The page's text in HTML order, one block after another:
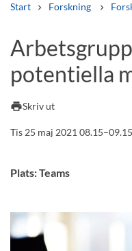
Start Forskning
Andra söktjänster
Kurser och program
potentiella
printSkriv ut
Tis 25 maj 2021 08.15–09.15
Plats: Teams